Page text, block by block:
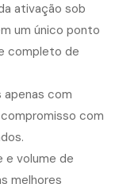
ativação sob
um único ponto
completo de
apenas com
com
e volume de
melhores